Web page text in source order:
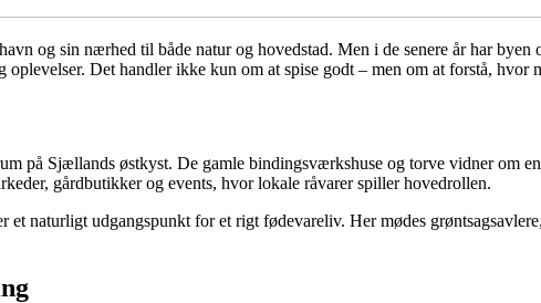
og sin nærhed til både natur og hovedstad. Men i de senere år har
Det handler ikke kun om at spise godt – men om at forstå, hvor
på Sjællands østkyst. De gamle bindingsværkshuse og torve vidner om
gårdbutikker og events, hvor lokale råvarer spiller hovedrollen.
naturligt udgangspunkt for et rigt fødevareliv. Her mødes